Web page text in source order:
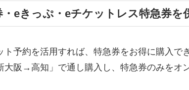
・eきっぷ・eチケットレス特急券を
ト予約を活用すれば、特急券をお得に購入で
大阪→高知」で通し購入し、特急券のみをオ